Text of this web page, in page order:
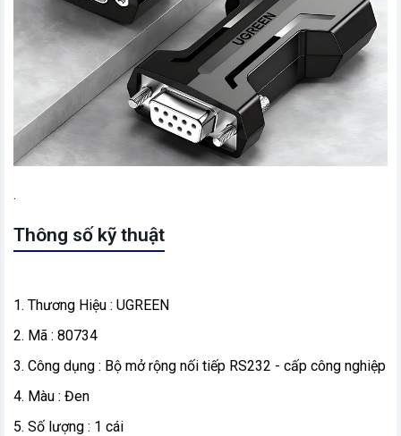
.
Thông số kỹ thuật
1. Thương Hiệu : UGREEN
2. Mã : 80734
3. Công dụng : Bộ mở rộng nối tiếp RS232 - cấp công nghiệp
4. Màu : Đen
5. Số lượng : 1 cái